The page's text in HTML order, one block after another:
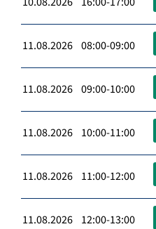
11.08.2026 08:00-09:00
11.08.2026 09:00-10:00
11.08.2026 10:00-11:00
11.08.2026 11:00-12:00
11.08.2026 12:00-13:00